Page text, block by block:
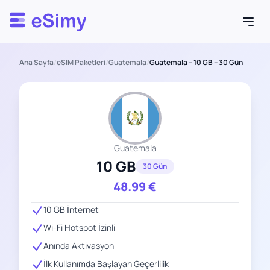
Esimy
Ana Sayfa/eSIM Paketleri/Guatemala/Guatemala – 10 GB – 30 Gün
Guatemala
10 GB 30 Gün
48.99€
10 GB İnternet
Wi-Fi Hotspot İzinli
Anında Aktivasyon
İlk Kullanımda Başlayan Geçerlilik